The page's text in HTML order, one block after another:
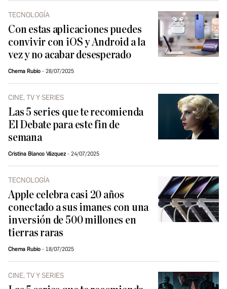
TECNOLOGÍA
Con estas aplicaciones puedes
convivir con iOS y Android a la
vez y no acabar desesperado
Chema Rubio 28/07/2025
CINE, TV Y SERIES
Las 5 series que te recomienda
El Debate para este fin de
semana
Cristina Blanco Vázquez 24/07/2025
TECNOLOGÍA
Apple celebra casi 20 años
conectado a sus imanes con una
inversión de 500 millones en
tierras raras
Chema Rubio 18/07/2025
CINE, TV Y SERIES